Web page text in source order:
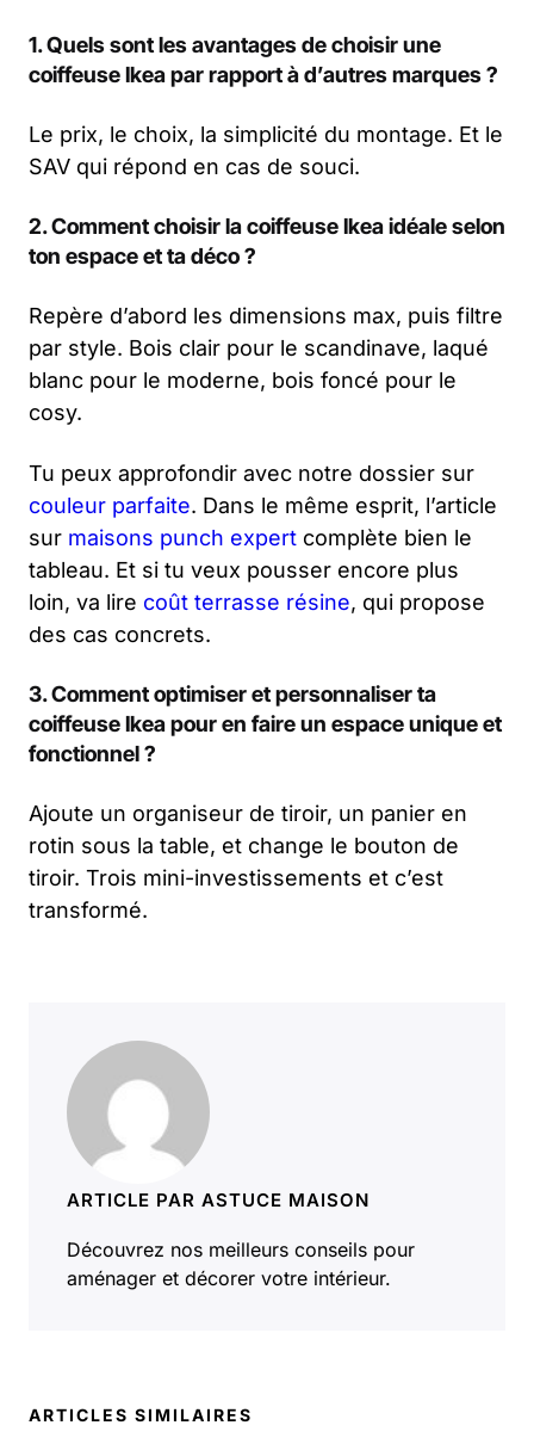
1. Quels sont les avantages de choisir une
coiffeuse Ikea par rapport à d’autres marques ?
Le prix, le choix, la simplicité du montage. Et le
SAV qui répond en cas de souci.
2. Comment choisir la coiffeuse Ikea idéale selon
ton espace et ta déco ?
Repère d’abord les dimensions max, puis filtre
par style. Bois clair pour le scandinave, laqué
blanc pour le moderne, bois foncé pour le
cosy.
Tu peux approfondir avec notre dossier sur
couleur parfaite. Dans le même esprit, l’article
sur maisons punch expert complète bien le
tableau. Et si tu veux pousser encore plus
loin, va lire coût terrasse résine, qui propose
des cas concrets.
3. Comment optimiser et personnaliser ta
coiffeuse Ikea pour en faire un espace unique et
fonctionnel ?
Ajoute un organiseur de tiroir, un panier en
rotin sous la table, et change le bouton de
tiroir. Trois mini-investissements et c’est
transformé.
ARTICLE PAR ASTUCE MAISON
Découvrez nos meilleurs conseils pour
aménager et décorer votre intérieur.
ARTICLES SIMILAIRES